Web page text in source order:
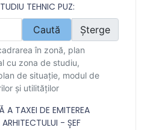
TEHNIC PUZ:
Caută
Șterge
cu zona de studiu,
de situaţie, modul de
şi utilităţilor
A TAXEI DE EMITEREA
- ȘEF